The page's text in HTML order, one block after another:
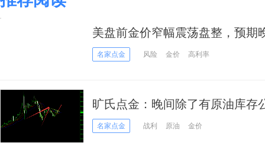
美盘前金价窄幅震荡盘整，预期
名家点金 风险 金价 高利率
旷氏点金：晚间除了有原油库存
名家点金 战利 原油 金价